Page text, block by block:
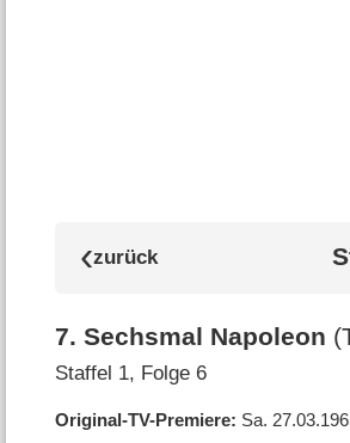
7.Sechsmal Napoleon
Staffel 1, Folge 6
Original-TV-Premiere Sa.